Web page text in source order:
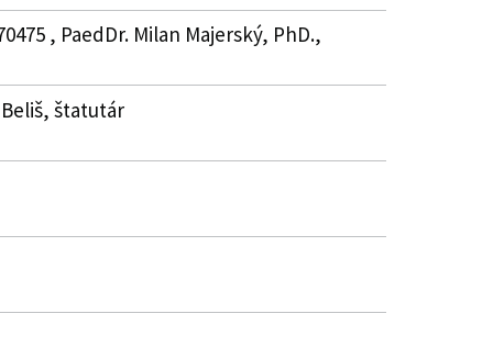
, PaedDr. Milan Majerský, PhD.,
Beliš, štatutár